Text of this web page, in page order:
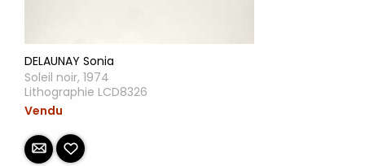
DELAUNAY Sonia
Soleil noir, 1974
Lithographie LCD8326
Vendu